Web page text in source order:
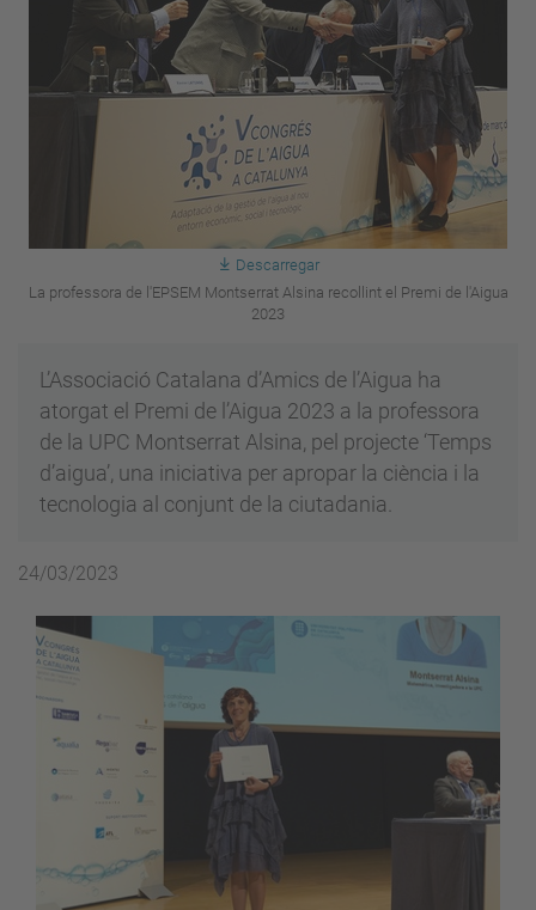
Descarregar
La professora de l'EPSEM Montserrat Alsina recollint el Premi de l'Aigua
2023
L’Associació Catalana d’Amics de l’Aigua ha
atorgat el Premi de l’Aigua 2023 a la professora
de la UPC Montserrat Alsina, pel projecte ‘Temps
d’aigua’, una iniciativa per apropar la ciència i la
tecnologia al conjunt de la ciutadania.
24/03/2023